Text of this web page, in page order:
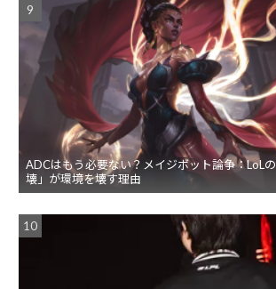
ADCはもう必要ない？メイジボット論争：LoL
壊」が環境を壊す理由